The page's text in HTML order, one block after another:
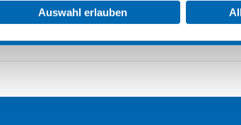
Auswahl erlauben
project: